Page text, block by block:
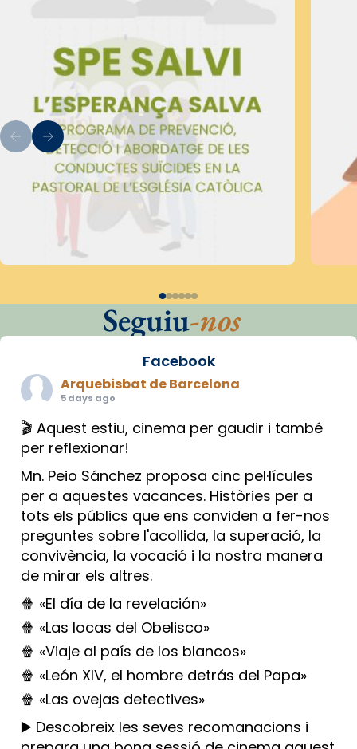
Seguiu-nos
Facebook
Arquebisbat de Barcelona
5 days ago
🎬 Aquest estiu, cinema per gaudir i també
per reflexionar!
Mn. Peio Sánchez proposa cinc pel·lícules
per a aquestes vacances. Històries per a
tots els públics que ens conviden a fer-nos
preguntes sobre l'acollida, la superació, la
convivència, la vocació i la nostra manera
de mirar els altres.
🍿 «El día de la revelación»
🍿 «Las locas del Obelisco»
🍿 «Viaje al país de los blancos»
🍿 «León XIV, el hombre detrás del Papa»
🍿 «Las ovejas detectives»
▶️ Descobreix les seves recomanacions i